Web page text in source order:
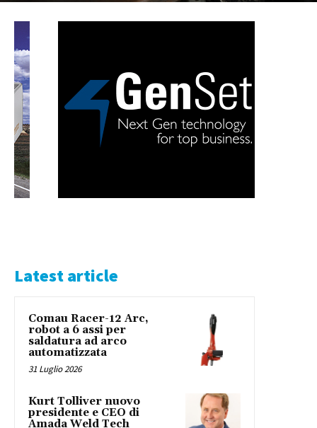
Latest article
Comau Racer-12 Arc,
robot a 6 assi per
saldatura ad arco
automatizzata
31 Luglio 2026
Kurt Tolliver nuovo
presidente e CEO di
Amada Weld Tech